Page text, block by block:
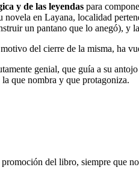
y de las leyendas para
en Layana, localidad
un pantano que lo anegó), y
del cierre de la misma, ha
genial, que guía a su
que nombra y que protagoniza.
del libro, siempre que